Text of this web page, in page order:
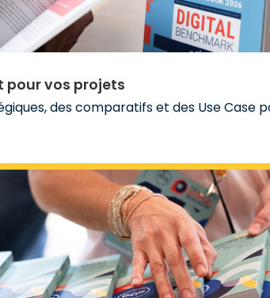
pour vos projets
des comparatifs et des Use Case